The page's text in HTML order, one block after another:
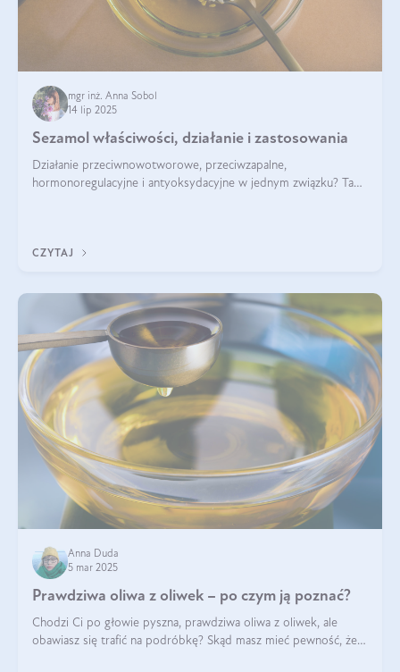
mgr inż. Anna Sobol
14 lip 2025
Sezamol właściwości, działanie i zastosowania
Działanie przeciwnowotworowe, przeciwzapalne,
hormonoregulacyjne i antyoksydacyjne w jednym związku? Tak
CZYTAJ
Anna Duda
5 mar 2025
Prawdziwa oliwa z oliwek – po czym ją poznać?
Chodzi Ci po głowie pyszna, prawdziwa oliwa z oliwek, ale
obawiasz się trafić na podróbkę? Skąd masz mieć pewność, że